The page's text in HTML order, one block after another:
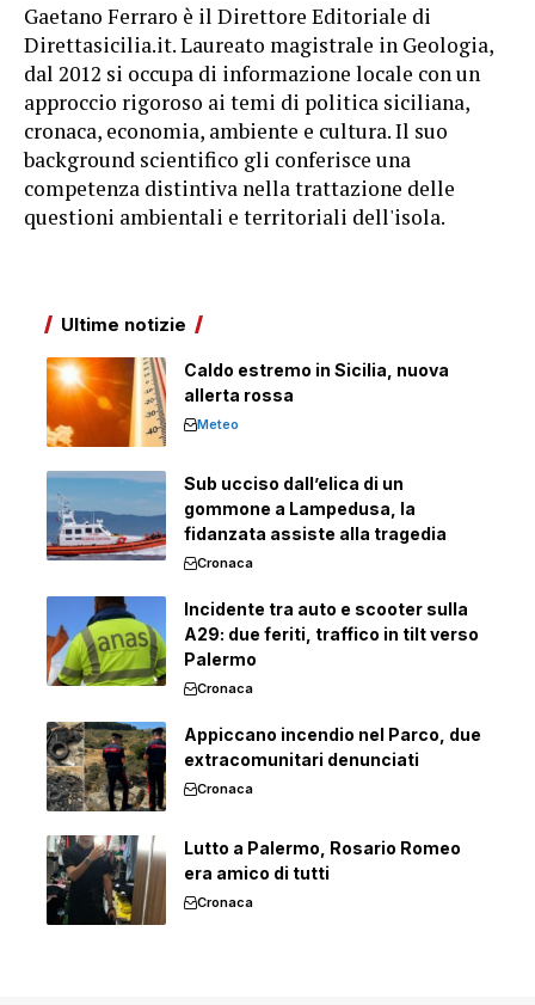
Gaetano Ferraro è il Direttore Editoriale di
Direttasicilia.it. Laureato magistrale in Geologia,
dal 2012 si occupa di informazione locale con un
approccio rigoroso ai temi di politica siciliana,
cronaca, economia, ambiente e cultura. Il suo
background scientifico gli conferisce una
competenza distintiva nella trattazione delle
questioni ambientali e territoriali dell'isola.
Ultime notizie
Caldo estremo in Sicilia, nuova
allerta rossa
Meteo
Sub ucciso dall’elica di un
gommone a Lampedusa, la
fidanzata assiste alla tragedia
Cronaca
Incidente tra auto e scooter sulla
A29: due feriti, traffico in tilt verso
Palermo
Cronaca
Appiccano incendio nel Parco, due
extracomunitari denunciati
Cronaca
Lutto a Palermo, Rosario Romeo
era amico di tutti
Cronaca